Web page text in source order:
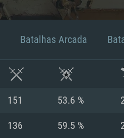
Batalhas Arcada
151 53.6 %
136 59.5 %